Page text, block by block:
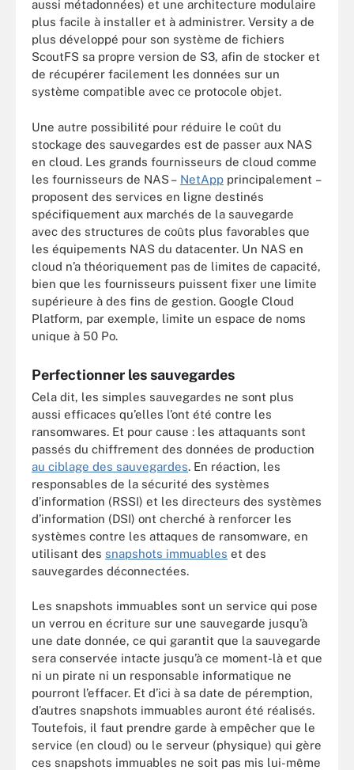
aussi métadonnées) et une architecture modulaire
plus facile à installer et à administrer. Versity a de
plus développé pour son système de fichiers
ScoutFS sa propre version de S3, afin de stocker et
de récupérer facilement les données sur un
système compatible avec ce protocole objet.
Une autre possibilité pour réduire le coût du
stockage des sauvegardes est de passer aux NAS
en cloud. Les grands fournisseurs de cloud comme
les fournisseurs de NAS – NetApp principalement –
proposent des services en ligne destinés
spécifiquement aux marchés de la sauvegarde
avec des structures de coûts plus favorables que
les équipements NAS du datacenter. Un NAS en
cloud n’a théoriquement pas de limites de capacité,
bien que les fournisseurs puissent fixer une limite
supérieure à des fins de gestion. Google Cloud
Platform, par exemple, limite un espace de noms
unique à 50 Po.
Perfectionner les sauvegardes
Cela dit, les simples sauvegardes ne sont plus
aussi efficaces qu’elles l’ont été contre les
ransomwares. Et pour cause : les attaquants sont
passés du chiffrement des données de production
au ciblage des sauvegardes. En réaction, les
responsables de la sécurité des systèmes
d’information (RSSI) et les directeurs des systèmes
d’information (DSI) ont cherché à renforcer les
systèmes contre les attaques de ransomware, en
utilisant des snapshots immuables et des
sauvegardes déconnectées.
Les snapshots immuables sont un service qui pose
un verrou en écriture sur une sauvegarde jusqu’à
une date donnée, ce qui garantit que la sauvegarde
sera conservée intacte jusqu’à ce moment-là et que
ni un pirate ni un responsable informatique ne
pourront l’effacer. Et d’ici à sa date de péremption,
d’autres snapshots immuables auront été réalisés.
Toutefois, il faut prendre garde à empêcher que le
service (en cloud) ou le serveur (physique) qui gère
ces snapshots immuables ne soit pas mis lui-même